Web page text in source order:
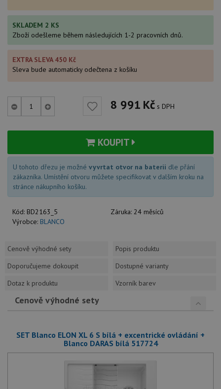
SKLADEM 2 KS
Zboží odešleme během následujících 1-2 pracovních dnů.
EXTRA SLEVA 450 Kč
Sleva bude automaticky odečtena z košíku
8 991 Kč s DPH
KOUPIT
U tohoto dřezu je možné vyvrtat otvor na baterii dle přání
zákazníka. Umístění otvoru můžete specifikovat v dalším kroku na
stránce nákupního košíku.
Kód: BD2163_5 Záruka: 24 měsíců
Výrobce: BLANCO
Cenově výhodné sety
Popis produktu
Doporučujeme dokoupit
Dostupné varianty
Dotaz k produktu
Vzorník barev
Cenově výhodné sety
SET Blanco ELON XL 6 S bílá + excentrické ovládání +
Blanco DARAS bílá 517724